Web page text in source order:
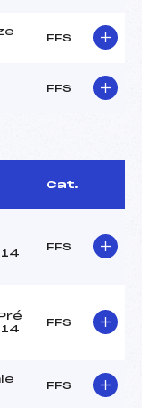
FFS
FFS
Cat.
FFS
FFS
FFS